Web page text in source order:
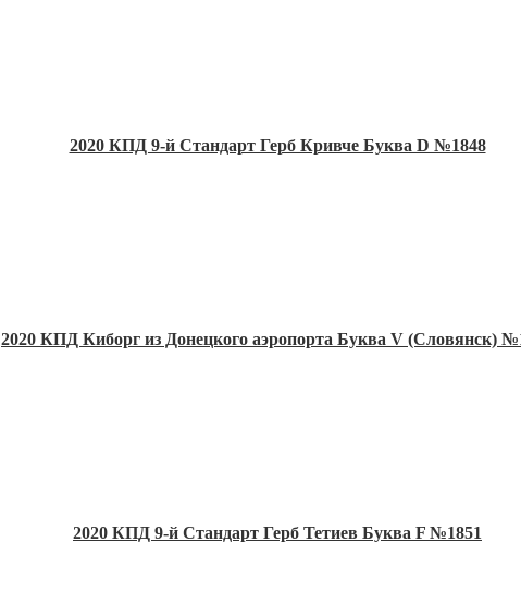
2020 КПД 9-й Стандарт Герб Кривче Буква D №1848
2020 КПД Киборг из Донецкого аэропорта Буква V (Словянск)
2020 КПД 9-й Стандарт Герб Тетиев Буква F №1851